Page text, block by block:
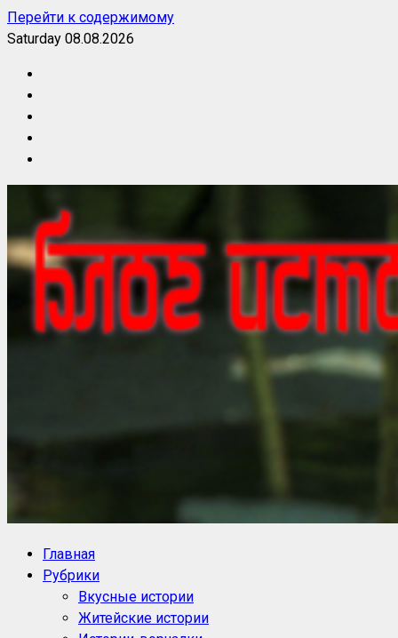
Перейти к содержимому
Saturday 08.08.2026
Блог историй NoorySan
Главная
Рубрики
Вкусные истории
Житейские истории